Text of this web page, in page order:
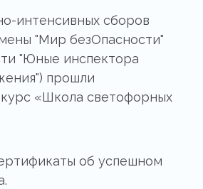
интенсивных сборов
"Мир безОпасности"
"Юные инспектора
прошли
«Школа светофорных
об успешном